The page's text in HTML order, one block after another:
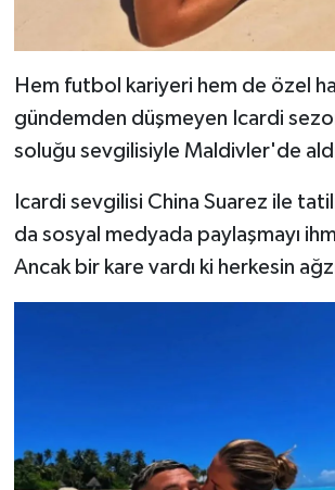
Hem futbol kariyeri hem de özel
gündemden düşmeyen Icardi
soluğu sevgilisiyle Maldivler'de
Icardi sevgilisi China Suarez ile
da sosyal medyada paylaşmayı
Ancak bir kare vardı ki herkesin